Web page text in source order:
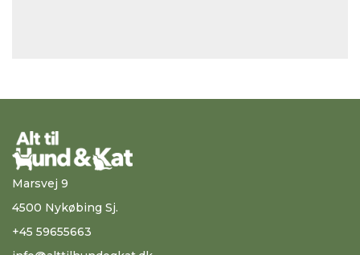
Marsvej 9
4500 Nykøbing Sj.
+45 59655663